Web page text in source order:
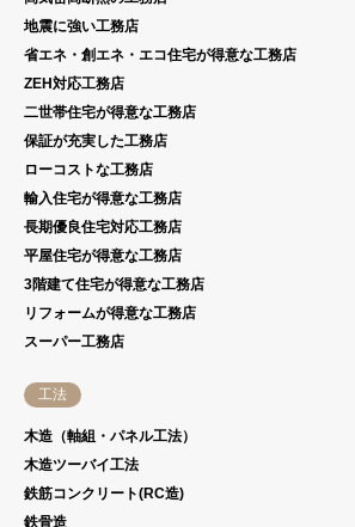
地震に強い工務店
省エネ・創エネ・エコ住宅が得意な工務店
ZEH対応工務店
二世帯住宅が得意な工務店
保証が充実した工務店
ローコストな工務店
輸入住宅が得意な工務店
長期優良住宅対応工務店
平屋住宅が得意な工務店
3階建て住宅が得意な工務店
リフォームが得意な工務店
スーパー工務店
工法
木造（軸組・パネル工法）
木造ツーバイ工法
鉄筋コンクリート(RC造)
鉄骨造